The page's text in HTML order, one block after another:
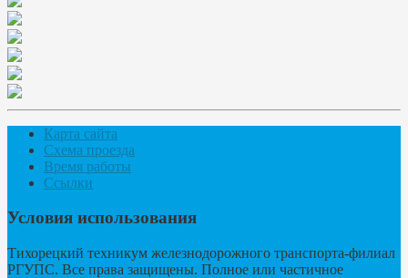
Карта сайта
Схема проезда
Время работы
Ссылки
Условия использования
Тихорецкий техникум железнодорожного транспорта-филиал
РГУПС. Все права защищены. Полное или частичное